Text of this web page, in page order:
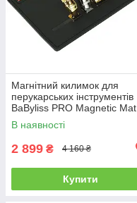
Магнітний килимок для
перукарських інструментів
BaByliss PRO Magnetic Mat
FX (M3969E)
В наявності
2 899 ₴ 4 160 ₴
Купити